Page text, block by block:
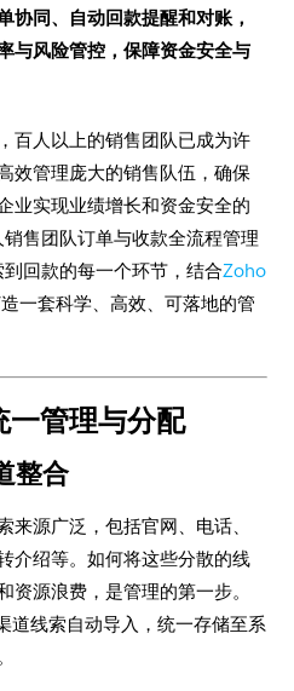
协同、自动回款提醒和对账，
与风险管控，保障资金安全与
百人以上的销售团队已成为许
效管理庞大的销售队伍，确保
业实现业绩增长和资金安全的
售团队订单与收款全流程管理
回款的每一个环节，结合Zoho
一套科学、高效、可落地的管
一管理与分配
整合
来源广泛，包括官网、电话、
介绍等。如何将这些分散的线
资源浪费，是管理的第一步。
道线索自动导入，统一存储至系